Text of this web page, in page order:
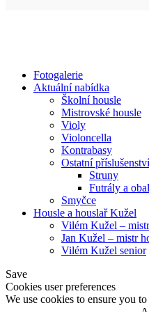
Fotogalerie
Aktuální nabídka
Školní housle
Mistrovské housle
Violy
Violoncella
Kontrabasy
Ostatní příslušenství
Struny
Futrály a
Smyčce
Housle a houslař Kužel
Vilém Kužel –
Jan Kužel – mistr
Vilém Kužel senior
Save
Cookies user preferences
We use cookies to ensure you